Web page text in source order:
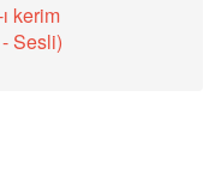
kerim
Sesli)